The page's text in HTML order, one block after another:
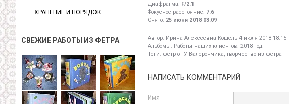
ХРАНЕНИЕ И ПОРЯДОК
СВЕЖИЕ РАБОТЫ ИЗ ФЕТРА
Диафрагма: F/2.1
Фокусное расстояние: 7.6
Снято: 25 июня 2018 03:09
Автор: Ирина Алексеевна Кошель 4 июля 2018 18:15
Альбомы: Работы наших клиентов. 2018 год.
Теги: фетр от У Валерончика, творчество из фетра
НАПИСАТЬ КОММЕНТАРИЙ
Имя